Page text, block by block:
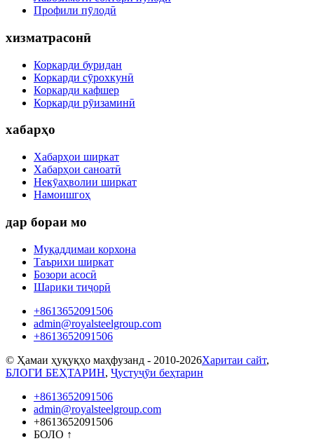
Профили пӯлодӣ
хизматрасонӣ
Коркарди буридан
Коркарди сӯрохкунӣ
Коркарди кафшер
Коркарди рӯизаминӣ
хабарҳо
Хабарҳои ширкат
Хабарҳои саноатӣ
Некӯаҳволии ширкат
Намоишгоҳ
дар бораи мо
Муқаддимаи корхона
Таърихи ширкат
Бозори асосӣ
Шарики тиҷорӣ
+8613652091506
admin@royalsteelgroup.com
+8613652091506
© Ҳамаи ҳуқуқҳо маҳфузанд - 2010-2026Харитаи сайт,
БЛОГИ БЕҲТАРИН, Ҷустуҷӯи беҳтарин
+8613652091506
admin@royalsteelgroup.com
+8613652091506
БОЛО ↑